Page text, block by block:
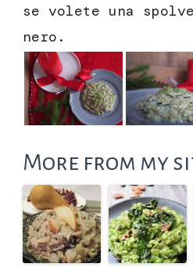
se volete una
nero.
More from my